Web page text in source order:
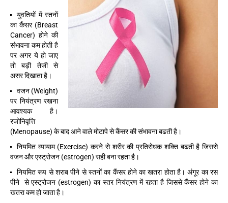
युवतियों में स्तनों
का कैंसर (Breast
Cancer) होने की
संभावना कम होती है
पर अगर ये हो जाए
तो बड़ी तेजी से
असर दिखाता है।
वजन (Weight)
पर नियंत्रण रखना
आवश्यक है।
रजोनिवृत्ति
(Menopause) के बाद आने वाले मोटापे से कैंसर की संभावना बढती है।
नियमित व्यायाम (Exercise) करने से शरीर की प्रतिरोधक शक्ति बढती है जिससे
वजन और एस्ट्रोजन (estrogen) सही बना रहता है।
नियमित रूप से शराब पीने से स्तनों का कैंसर होने का खतरा होता है। अंगूर का रस
पीने से एस्ट्रोजन (estrogen) का स्तर नियंत्रण में रहता है जिससे कैंसर होने का
खतरा कम हो जाता है।